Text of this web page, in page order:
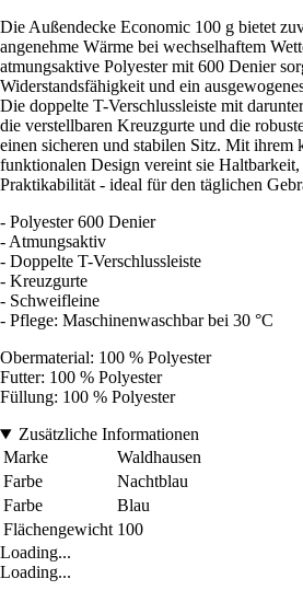
Die Außendecke Economic 100 g bietet
angenehme Wärme bei wechselhaftem
atmungsaktive Polyester mit 600 Denier
Widerstandsfähigkeit und ein
Die doppelte T-Verschlussleiste mit
die verstellbaren Kreuzgurte und die
einen sicheren und stabilen Sitz. Mit ihrem
funktionalen Design vereint sie
Praktikabilität - ideal für den täglichen
- Polyester 600 Denier
- Atmungsaktiv
- Doppelte T-Verschlussleiste
- Kreuzgurte
- Schweifleine
- Pflege: Maschinenwaschbar bei 30 °C
Obermaterial: 100 % Polyester
Futter: 100 % Polyester
Füllung: 100 % Polyester
Zusätzliche Informationen
Marke
Waldhausen
Farbe
Nachtblau
Farbe
Blau
Flächengewicht 100
Loading...
Loading...